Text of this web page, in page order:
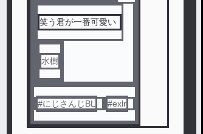
笑う君が一番可愛い
水樹
#にじさんじBL #exlr